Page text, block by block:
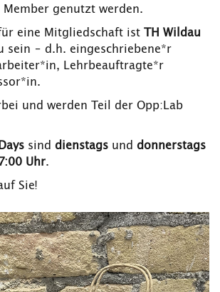
Member genutzt werden.
eine Mitgliedschaft ist TH Wildau
sein – d.h. eingeschriebene*r
Lehrbeauftragte*r
und werden Teil der Opp:Lab
sind dienstags und donnerstags
Uhr.
Sie!